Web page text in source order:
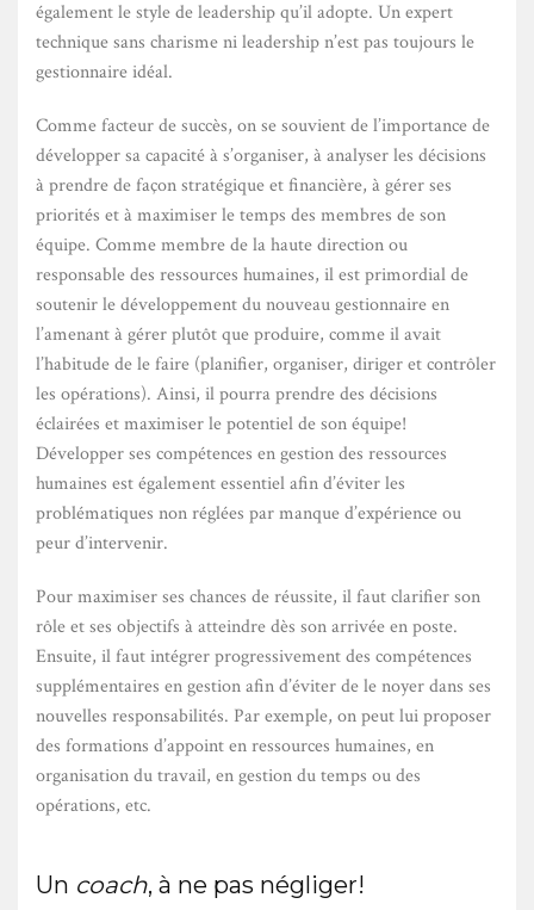
également le style de leadership qu’il adopte. Un expert
technique sans charisme ni leadership n’est pas toujours le
gestionnaire idéal.
Comme facteur de succès, on se souvient de l’importance de
développer sa capacité à s’organiser, à analyser les décisions
à prendre de façon stratégique et financière, à gérer ses
priorités et à maximiser le temps des membres de son
équipe. Comme membre de la haute direction ou
responsable des ressources humaines, il est primordial de
soutenir le développement du nouveau gestionnaire en
l’amenant à gérer plutôt que produire, comme il avait
l’habitude de le faire (planifier, organiser, diriger et contrôler
les opérations). Ainsi, il pourra prendre des décisions
éclairées et maximiser le potentiel de son équipe!
Développer ses compétences en gestion des ressources
humaines est également essentiel afin d’éviter les
problématiques non réglées par manque d’expérience ou
peur d’intervenir.
Pour maximiser ses chances de réussite, il faut clarifier son
rôle et ses objectifs à atteindre dès son arrivée en poste.
Ensuite, il faut intégrer progressivement des compétences
supplémentaires en gestion afin d’éviter de le noyer dans ses
nouvelles responsabilités. Par exemple, on peut lui proposer
des formations d’appoint en ressources humaines, en
organisation du travail, en gestion du temps ou des
opérations, etc.
Un coach, à ne pas négliger!